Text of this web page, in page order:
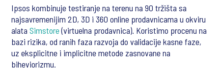
Ipsos kombinuje testiranje na terenu na 90 tržišta sa
najsavremenijim 2D, 3D i 360 online prodavnicama u okviru
alata Simstore(virtuelna prodavnica). Koristimo procenu na
bazi rizika, od ranih faza razvoja do validacije kasne faze,
uz eksplicitne i implicitne metode zasnovane na
biheviorizmu.